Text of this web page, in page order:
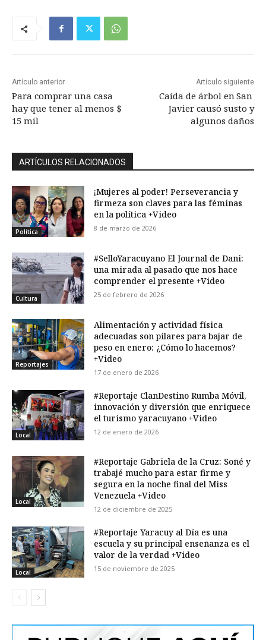
Artículo anterior
Para comprar una casa
hay que tener al menos $
15 mil
Artículo siguiente
Caída de árbol en San
Javier causó susto y
algunos daños
ARTÍCULOS RELACIONADOS
Política
¡Mujeres al poder! Perseverancia y
firmeza son claves para las féminas
en la política +Video
8 de marzo de 2026
Cultura
#SelloYaracuyano El Journal de Dani:
una mirada al pasado que nos hace
comprender el presente +Video
25 de febrero de 2026
Reportajes
Alimentación y actividad física
adecuadas son pilares para bajar de
peso en enero: ¿Cómo lo hacemos?
+Video
17 de enero de 2026
Local
#Reportaje ClanDestino Rumba Móvil,
innovación y diversión que enriquece
el turismo yaracuyano +Video
12 de enero de 2026
Local
#Reportaje Gabriela de la Cruz: Soñé y
trabajé mucho para estar firme y
segura en la noche final del Miss
Venezuela +Video
12 de diciembre de 2025
Local
#Reportaje Yaracuy al Día es una
escuela y su principal enseñanza es el
valor de la verdad +Video
15 de noviembre de 2025